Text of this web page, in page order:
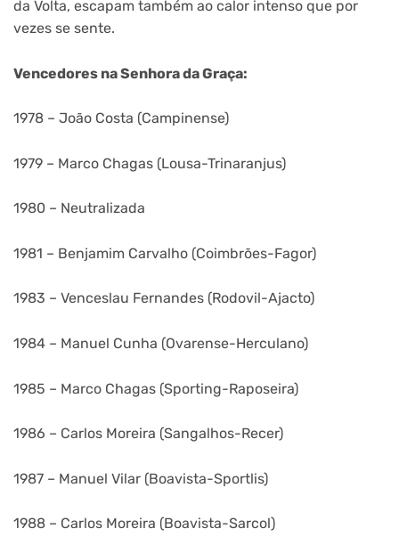
da Volta, escapam também ao calor intenso que por
vezes se sente.
Vencedores na Senhora da Graça:
1978 – João Costa (Campinense)
1979 – Marco Chagas (Lousa-Trinaranjus)
1980 – Neutralizada
1981 – Benjamim Carvalho (Coimbrões-Fagor)
1983 – Venceslau Fernandes (Rodovil-Ajacto)
1984 – Manuel Cunha (Ovarense-Herculano)
1985 – Marco Chagas (Sporting-Raposeira)
1986 – Carlos Moreira (Sangalhos-Recer)
1987 – Manuel Vilar (Boavista-Sportlis)
1988 – Carlos Moreira (Boavista-Sarcol)